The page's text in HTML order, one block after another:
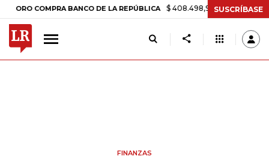
COMPRA BANCO DE LA REPÚBLICA $ 408.498,97 +$ 8.753,81 +2,19%
SUSCRÍBASE
FINANZAS